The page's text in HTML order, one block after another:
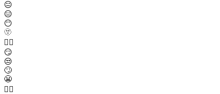
😐
😑
😶
🫥
😶‍🌫️
😏
😒
🙄
😬
😮‍💨